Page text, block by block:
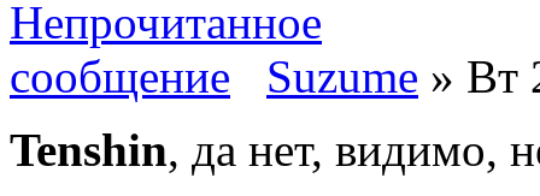
Suzume » Вт
Tenshin, да нет, видимо,